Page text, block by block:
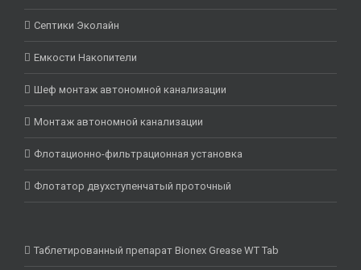
Септики Эколайн
Емкости Накопители
Шеф монтаж автономной канализации
Монтаж автономной канализации
Флотационно-фильтрационная установка
Флотатор двухступенчатый проточный
Таблетированный препарат Bionex Grease WT Tab